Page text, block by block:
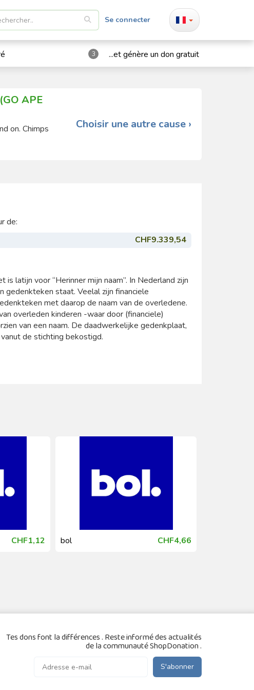
Se connecter
3 ...et génère un don gratuit
APE
on. Chimps
Choisir une autre cause ›
de:
CHF9.339,54
latijn voor “Herinner mijn naam”. In Nederland zijn
gedenkteken staat. Veelal zijn financiele
met daarop de naam van de overledene.
overleden kinderen -waar door (financiele)
van een naam. De daadwerkelijke gedenkplaat,
de stichting bekostigd.
CHF1,12 bol CHF4,66
Tes dons font la différences . Reste informé des actualités
de la communauté ShopDonation .
S'abonner